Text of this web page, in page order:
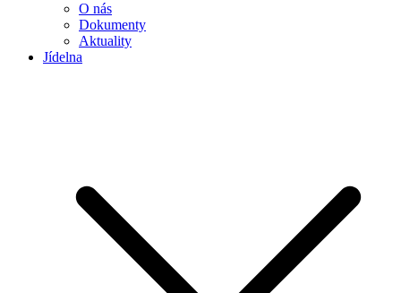
O nás
Dokumenty
Aktuality
Jídelna